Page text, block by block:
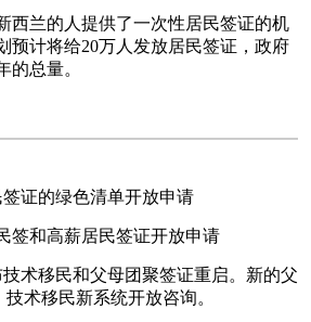
西兰的人提供了一次性居民签证的机
预计将给20万人发放居民签证，政府
的总量。
证的绿色清单开放申请
签和高薪居民签证开放申请
术移民和父母团聚签证重启。新的父
术移民新系统开放咨询。